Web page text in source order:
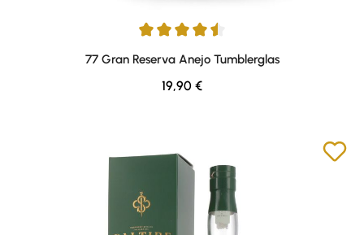
Durchschnittliche Bewertung von 4.5 von 5 Sternen
77 Gran Reserva Anejo Tumblerglas
Regulärer Preis:
19,90 €